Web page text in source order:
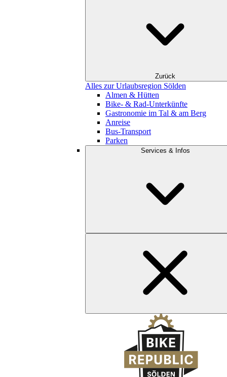
Zurück
Alles zur Urlaubsregion Sölden
Almen & Hütten
Bike- & Rad-Unterkünfte
Gastronomie im Tal & am Berg
Anreise
Bus-Transport
Parken
Services & Infos